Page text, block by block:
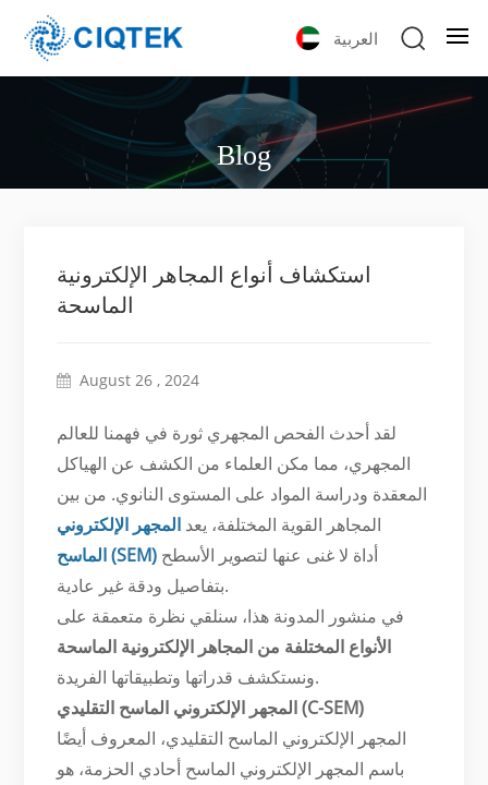
العربية
Blog
استكشاف أنواع المجاهر الإلكترونية
الماسحة
August 26 , 2024
لقد أحدث الفحص المجهري ثورة في فهمنا للعالم
المجهري، مما مكن العلماء من الكشف عن الهياكل
المعقدة ودراسة المواد على المستوى النانوي. من بين
المجاهر القوية المختلفة، يعد المجهر الإلكتروني
الماسح (SEM)
بتفاصيل ودقة غير عادية.
في منشور المدونة هذا، سنلقي نظرة متعمقة على
الأنواع المختلفة من المجاهر الإلكترونية الماسحة
ونستكشف قدراتها وتطبيقاتها الفريدة.
المجهر الإلكتروني الماسح التقليدي (C-SEM)
المجهر الإلكتروني الماسح التقليدي، المعروف أيضًا
باسم المجهر الإلكتروني الماسح أحادي الحزمة، هو